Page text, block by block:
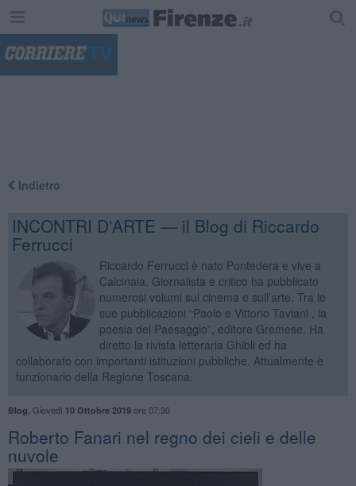
Indietro
INCONTRI D'ARTE — il Blog di Riccardo
Ferrucci
Riccardo Ferrucci è nato Pontedera e vive a
Calcinaia. Giornalista e critico ha pubblicato
numerosi volumi sul cinema e sull’arte. Tra le
sue pubblicazioni “Paolo e Vittorio Taviani , la
poesia del Paesaggio”, editore Gremese. Ha
diretto la rivista letteraria Ghibli ed ha
collaborato con importanti istituzioni pubbliche. Attualmente è
funzionario della Regione Toscana.
Blog Giovedì 10 Ottobre 2019ore 07:30
Roberto Fanari nel regno dei cieli e delle
nuvole